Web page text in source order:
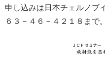
申し込みは日本チェルノブ
６３－４６－４２１８まで。